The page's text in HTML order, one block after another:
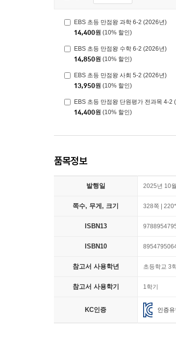
EBS 초등 만점왕 과학 6-2 (2026년)
14,400원 (10% 할인)
EBS 초등 만점왕 수학 6-2 (2026년)
14,850원 (10% 할인)
EBS 초등 만점왕 사회 5-2 (2026년)
13,950원 (10% 할인)
EBS 초등 만점왕 단원평가 전과목 4-2
14,400원 (10% 할인)
품목정보
발행일 2025년 10
쪽수, 무게, 크기 328쪽 |
ISBN13
ISBN10
참고서 사용학년 초등학교 3
참고서 사용학기 1학기
KC인증 인증